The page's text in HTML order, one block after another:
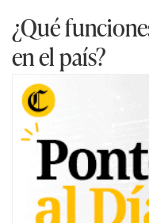
¿Qué
en el país?